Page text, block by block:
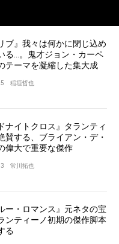
ブ』我々は何かに閉じ込め
る…。鬼才ジョン・カーペ
テーマを凝縮した集大成
稲垣哲也
ナイトクロス』タランティ
賛する、ブライアン・デ・
偉大で重要な傑作
常川拓也
ー・ロマンス』元ネタの宝
ンティーノ初期の傑作脚本
る